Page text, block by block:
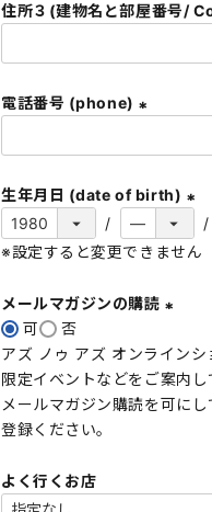
)
住所３(建物名と部屋番号/
電話番号 (phone)
必
須
)
生年月日 (date of birth)
必
※設定すると変更できません
メールマガジンの購読
必
須
)
可
否
アズ ノゥ アズ オンライン
限定イベントなどをご案内し
メールマガジン購読を可に
登録ください。
よく行くお店